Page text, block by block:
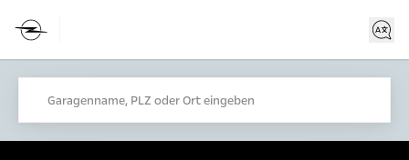
Garagenname, PLZ oder Ort eingeben